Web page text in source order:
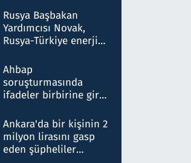
Rusya Başbakan
Yardımcısı Novak,
Rusya-Türkiye enerji
nitelikte olduğunu
belirtti
Ahbap
soruşturmasında
ifadeler birbirine girdi:
ifadelerinden ortaya
çıkan tablo şok etti
Ankara'da bir kişinin 2
milyon lirasını gasp
eden şüpheliler